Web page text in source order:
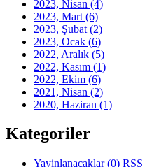
2023, Nisan (4)
2023, Mart (6)
2023, Şubat (2)
2023, Ocak (6)
2022, Aralık (5)
2022, Kasım (1)
2022, Ekim (6)
2021, Nisan (2)
2020, Haziran (1)
Kategoriler
Yayinlanacaklar(0) RSS